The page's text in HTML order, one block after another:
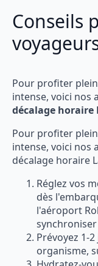
Conseils
Pour profiter
intense, voici nos
décalage horaire
Pour profiter
intense, voici nos
décalage horaire
Réglez vos
dès
l'aéroport
Prévoyez 1-
organisme,